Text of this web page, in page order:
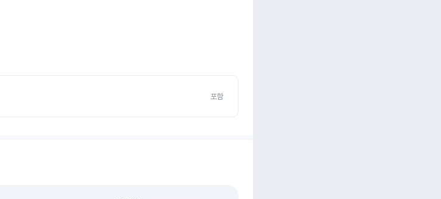
포함